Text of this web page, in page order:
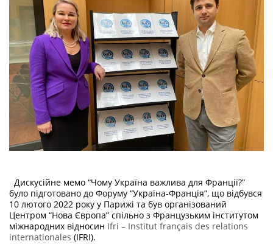
Дискусійне мемо “Чому Україна важлива для Франції?”
було підготовано до Форуму “Україна-Франція”, що відбувся
10 лютого 2022 року у Парижі та був організований
Центром “Нова Європа” спільно з Французьким інститутом
міжнародних відносин Ifri – Institut français des relations
internationales (IFRI).